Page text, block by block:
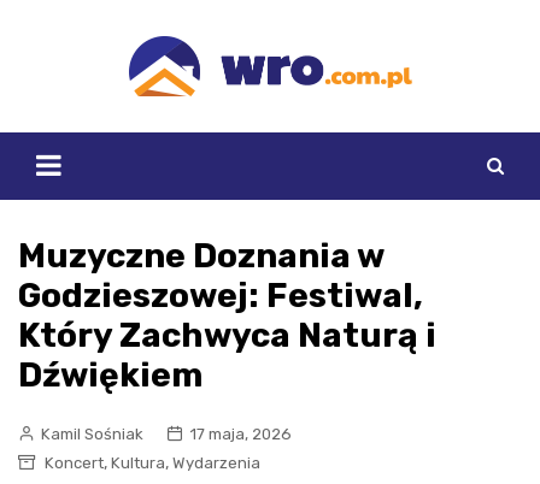
Muzyczne Doznania w
Godzieszowej: Festiwal,
Który Zachwyca Naturą i
Dźwiękiem
Kamil Sośniak
17 maja, 2026
Koncert, Kultura, Wydarzenia